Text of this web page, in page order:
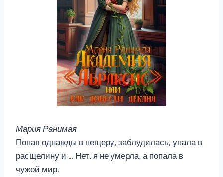
Мария Ранимая
Попав однажды в пещеру, заблудилась, упала в
расщелину и … Нет, я не умерла, а попала в
чужой мир.